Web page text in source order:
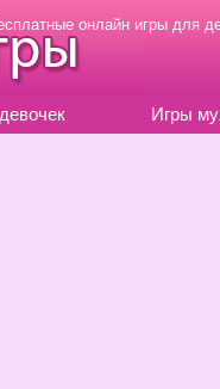
онлайн игры для
Игры